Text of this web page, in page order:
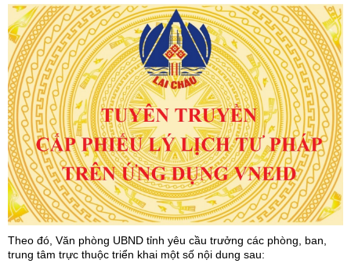
Theo đó, Văn phòng UBND tỉnh yêu cầu trưởng các phòng, ban,
trung tâm trực thuộc triển khai một số nội dung sau: